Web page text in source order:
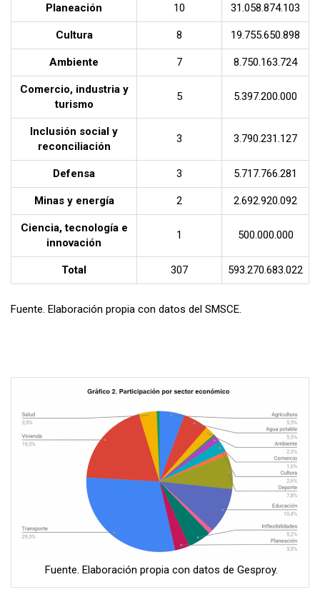
Planeación 10 31.058.874.103
Cultura 8 19.755.650.898
Ambiente 7 8.750.163.724
Comercio, industria y
turismo
5 5.397.200.000
Inclusión social y
reconciliación
3 3.790.231.127
Defensa 3 5.717.766.281
Minas y energía 2 2.692.920.092
Ciencia, tecnología e
innovación
1 500.000.000
Total 307 593.270.683.022
Fuente. Elaboración propia con datos del SMSCE.
Fuente. Elaboración propia con datos de Gesproy.